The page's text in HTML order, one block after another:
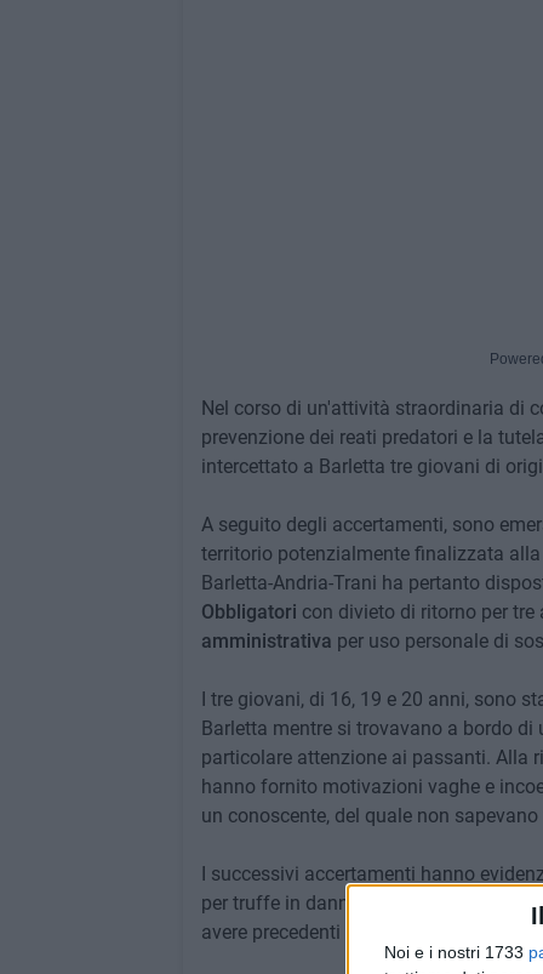
Noi e i nostri 1733
Nel corso di un'attività straordinaria di
prevenzione dei reati predatori e la
intercettato a Barletta tre giovani di
A seguito degli accertamenti, sono
territorio potenzialmente finalizzata
Barletta-Andria-Trani ha pertanto
Obbligatori con divieto di ritorno per tre
amministrativa per uso personale di
I tre giovani, di 16, 19 e 20 anni, sono
Barletta mentre si trovavano a bordo
particolare attenzione ai passanti. Alla
hanno fornito motivazioni vaghe e
un conoscente, del quale non
I successivi accertamenti hanno
per truffe in danno di soggetti anziani
avere precedenti in materia di